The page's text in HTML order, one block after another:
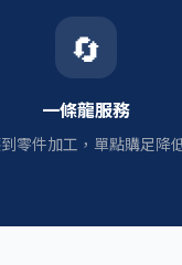
🔄
一條龍服務
零件加工，單點購足降